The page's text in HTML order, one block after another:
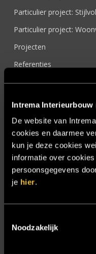
Intrema Interieurbouw
De website van
cookies en daarmee
kun je deze cookies
informatie over
persoonsgegevens
je hier.
Noodzakelijk
Particulier project:
Particulier project:
Projecten
Referenties
Samenwerken
Showroom
SIDN
Trebbe MiddenWest
TV lift
Twentsch Hooratelier
Vacature Allround